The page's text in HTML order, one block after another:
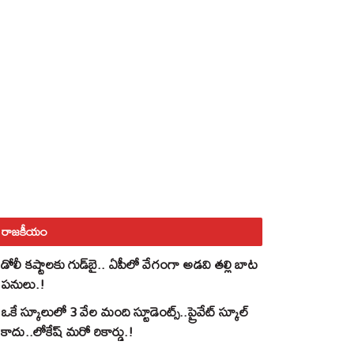
రాజకీయం
డోలీ కష్టాలకు గుడ్‌బై.. ఏపీలో వేగంగా అడవి తల్లి బాట
పనులు.!
ఒకే స్కూలులో 3 వేల మంది స్టూడెంట్స్‌..ప్రైవేట్‌ స్కూల్‌
కాదు..లోకేష్ మరో రికార్డు.!